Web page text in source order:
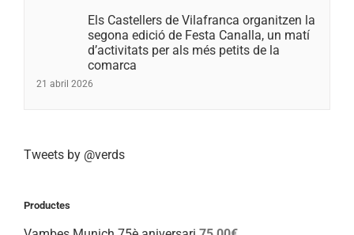
Els Castellers de Vilafranca organitzen la
segona edició de Festa Canalla, un matí
d’activitats per als més petits de la
comarca
21 abril 2026
Tweets by @verds
Productes